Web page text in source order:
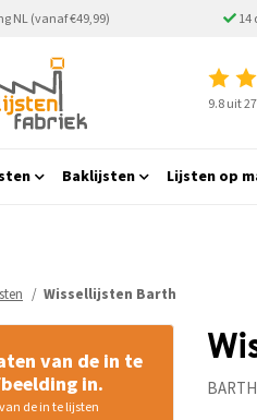
NL (vanaf €49,99) 14
9.8 uit
Baklijsten Lijsten op
Wissellijsten Barth
van de in te
in.
de in te lijsten